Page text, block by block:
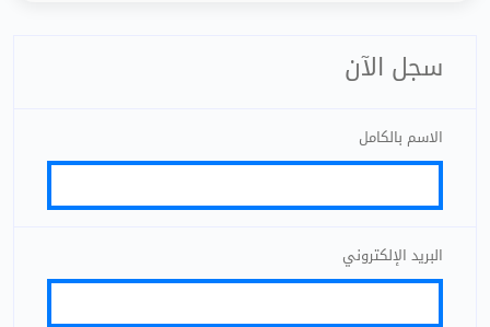
سجل الآن
الاسم بالكامل
البريد الإلكتروني